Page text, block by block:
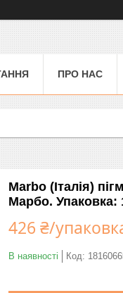
ПРО НАС
Marbo (Італія)
Марбо. Упаковка:
426 ₴/
В наявності Код: